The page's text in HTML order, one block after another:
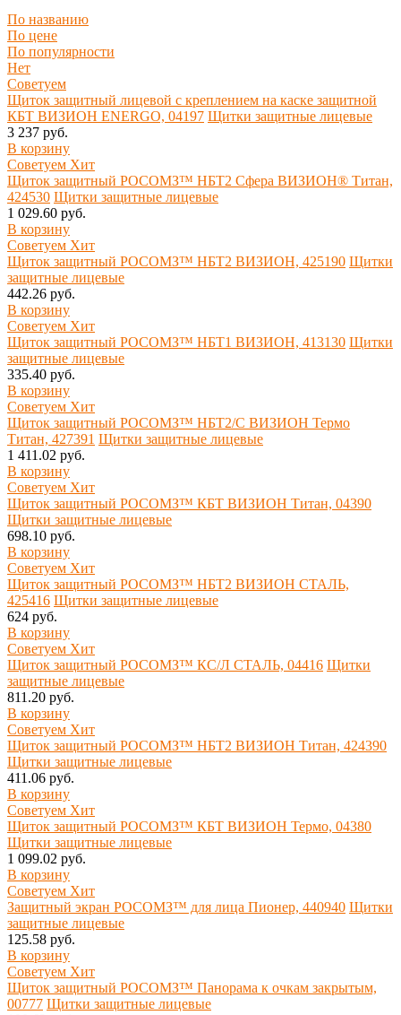
По названию
По цене
По популярности
Нет
Советуем
Щиток защитный лицевой с креплением на каске защитной
КБТ ВИЗИОН ENERGO, 04197 Щитки защитные лицевые
3 237 руб.
В корзину
Советуем Хит
Щиток защитный РОСОМЗ™ НБТ2 Сфера ВИЗИОН® Титан,
424530 Щитки защитные лицевые
1 029.60 руб.
В корзину
Советуем Хит
Щиток защитный РОСОМЗ™ НБТ2 ВИЗИОН, 425190 Щитки
защитные лицевые
442.26 руб.
В корзину
Советуем Хит
Щиток защитный РОСОМЗ™ НБТ1 ВИЗИОН, 413130 Щитки
защитные лицевые
335.40 руб.
В корзину
Советуем Хит
Щиток защитный РОСОМЗ™ НБТ2/С ВИЗИОН Термо
Титан, 427391 Щитки защитные лицевые
1 411.02 руб.
В корзину
Советуем Хит
Щиток защитный РОСОМЗ™ КБТ ВИЗИОН Титан, 04390
Щитки защитные лицевые
698.10 руб.
В корзину
Советуем Хит
Щиток защитный РОСОМЗ™ НБТ2 ВИЗИОН СТАЛЬ,
425416 Щитки защитные лицевые
624 руб.
В корзину
Советуем Хит
Щиток защитный РОСОМЗ™ КС/Л СТАЛЬ, 04416 Щитки
защитные лицевые
811.20 руб.
В корзину
Советуем Хит
Щиток защитный РОСОМЗ™ НБТ2 ВИЗИОН Титан, 424390
Щитки защитные лицевые
411.06 руб.
В корзину
Советуем Хит
Щиток защитный РОСОМЗ™ КБТ ВИЗИОН Термо, 04380
Щитки защитные лицевые
1 099.02 руб.
В корзину
Советуем Хит
Защитный экран РОСОМЗ™ для лица Пионер, 440940 Щитки
защитные лицевые
125.58 руб.
В корзину
Советуем Хит
Щиток защитный РОСОМЗ™ Панорама к очкам закрытым,
00777 Щитки защитные лицевые